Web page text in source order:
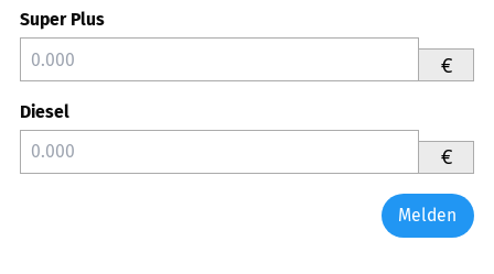
Super Plus
€
Diesel
€
Melden